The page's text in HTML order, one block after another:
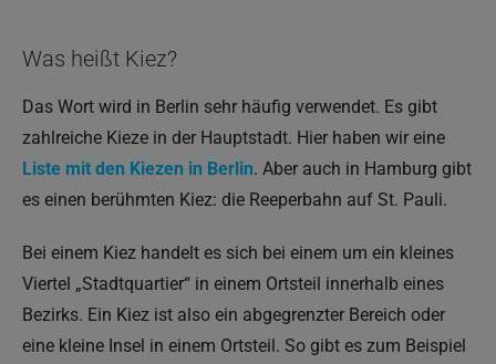
Was heißt Kiez?
Das Wort wird in Berlin sehr häufig verwendet. Es gibt
zahlreiche Kieze in der Hauptstadt. Hier haben wir eine
Liste mit den Kiezen in Berlin. Aber auch in Hamburg gibt
es einen berühmten Kiez: die Reeperbahn auf St. Pauli.
Bei einem Kiez handelt es sich bei einem um ein kleines
Viertel „Stadtquartier“ in einem Ortsteil innerhalb eines
Bezirks. Ein Kiez ist also ein abgegrenzter Bereich oder
eine kleine Insel in einem Ortsteil. So gibt es zum Beispiel